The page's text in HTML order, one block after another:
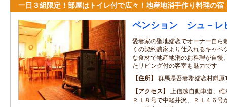
一日３組限定！部屋はトイレ付で広々！地産地消手作り料理の宿
ペンション シュ－レ
愛妻家の聖地嬬恋でオーナー自ら
くの契約農家より仕入れるキャベ
な食材で地産地消のお料理が自慢
たリビング付の客室も魅力です
住所
群馬県吾妻郡嬬恋村鎌
アクセス
上信越自動車道、
Ｒ１８号で中軽井沢、Ｒ１４６号